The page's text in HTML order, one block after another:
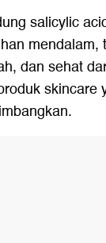
salicylic
mendalam,
dan sehat
skincare